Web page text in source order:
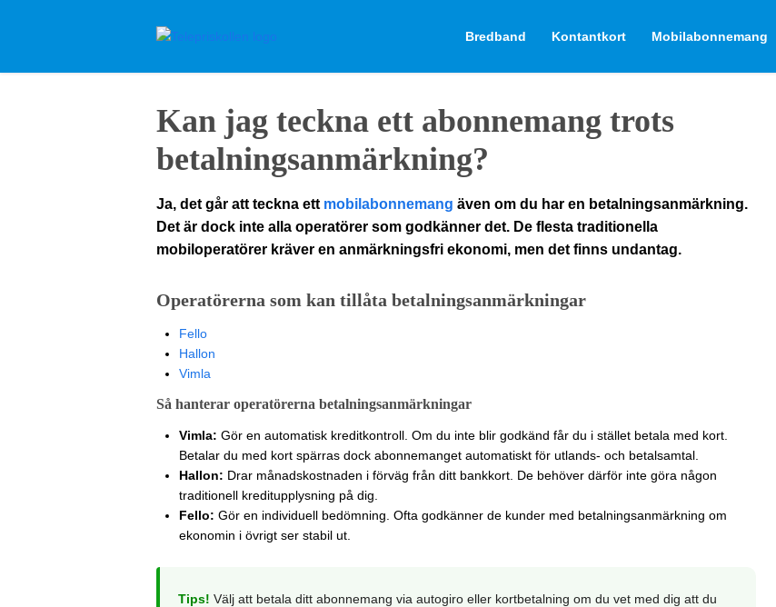
Bredband Kontantkort Mobilabonnemang
Kan jag teckna ett abonnemang trots
betalningsanmärkning?
Ja, det går att teckna ett mobilabonnemang även om du har en betalningsanmärkning.
Det är dock inte alla operatörer som godkänner det. De flesta traditionella
mobiloperatörer kräver en anmärkningsfri ekonomi, men det finns undantag.
Operatörerna som kan tillåta betalningsanmärkningar
Fello
Hallon
Vimla
Så hanterar operatörerna betalningsanmärkningar
Vimla: Gör en automatisk kreditkontroll. Om du inte blir godkänd får du i stället betala med kort.
Betalar du med kort spärras dock abonnemanget automatiskt för utlands- och betalsamtal.
Hallon: Drar månadskostnaden i förväg från ditt bankkort. De behöver därför inte göra någon
traditionell kreditupplysning på dig.
Fello: Gör en individuell bedömning. Ofta godkänner de kunder med betalningsanmärkning om
ekonomin i övrigt ser stabil ut.
Tips! Välj att betala ditt abonnemang via autogiro eller kortbetalning om du vet med dig att du